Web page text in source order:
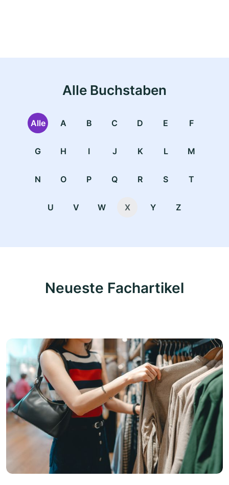
Alle Buchstaben
Alle A B C D E F
G H I J K L M
N O P Q R S T
U V W X Y Z
Neueste Fachartikel